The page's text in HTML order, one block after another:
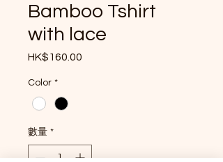
Bamboo Tshirt
with lace
HK$160.00
Color *
數量 *